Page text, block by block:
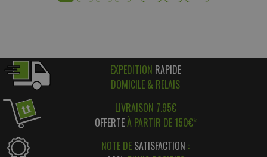
EXPEDITION RAPIDE
DOMICILE & RELAIS
LIVRAISON 7.95€
OFFERTEÀ PARTIR DE 150€*
NOTE DE SATISFACTION :